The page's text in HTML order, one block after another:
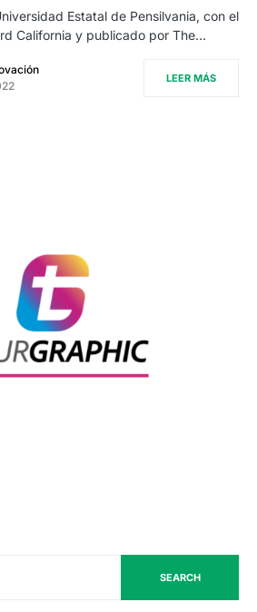
Estatal de Pensilvania, con el
California y publicado por The…
LEER MÁS
SEARCH